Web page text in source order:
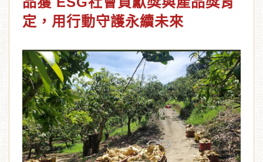
定，用行動守護永續未來